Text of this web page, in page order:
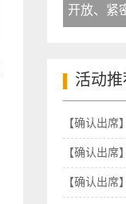
开放、紧
活动推
【确认出席
【确认出席
【确认出席